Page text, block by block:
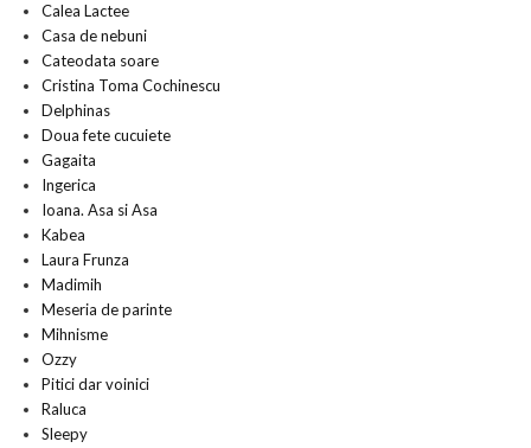
Calea Lactee
Casa de nebuni
Cateodata soare
Cristina Toma Cochinescu
Delphinas
Doua fete cucuiete
Gagaita
Ingerica
Ioana. Asa si Asa
Kabea
Laura Frunza
Madimih
Meseria de parinte
Mihnisme
Ozzy
Pitici dar voinici
Raluca
Sleepy